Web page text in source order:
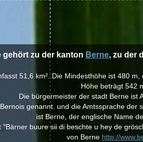
gehört zu der kanton Berne, zu der
51,6 km². Die Mindesthöhe ist 480
Höhe beträgt 542
Die bürgermeister der stadt Berne ist
genannt. und die Amtssprache
ist Berne, der englische Name
"Bärner buure sii di beschte u hey de
von Berne http://